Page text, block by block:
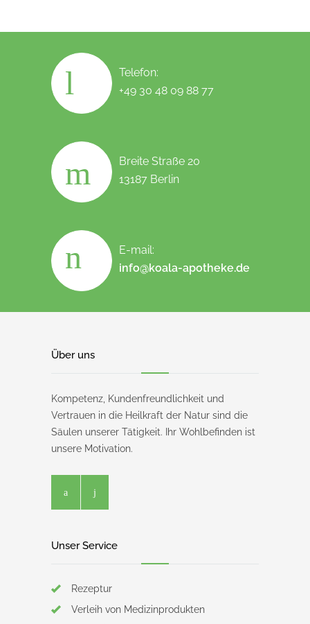
Telefon:
+49 30 48 09 88 77
Breite Straße 20
13187 Berlin
E-mail:
info@koala-apotheke.de
Über uns
Kompetenz, Kundenfreundlichkeit und
Vertrauen in die Heilkraft der Natur sind die
Säulen unserer Tätigkeit. Ihr Wohlbefinden ist
unsere Motivation.
Unser Service
Rezeptur
Verleih von Medizinprodukten